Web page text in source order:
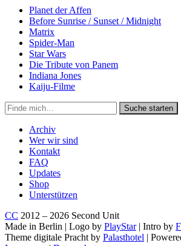
Planet der Affen
Before Sunrise / Sunset / Midnight
Matrix
Spider-Man
Star Wars
Die Tribute von Panem
Indiana Jones
Kaiju-Filme
Suche
in
https://secondunit-
podcast.de/
Suche starten
Archiv
Wer wir sind
Kontakt
FAQ
Updates
Shop
Unterstützen
CC 2012 – 2026 Second Unit
Made in Berlin | Logo by PlayStar| Intro by
Theme digitale Pracht by Palasthotel |